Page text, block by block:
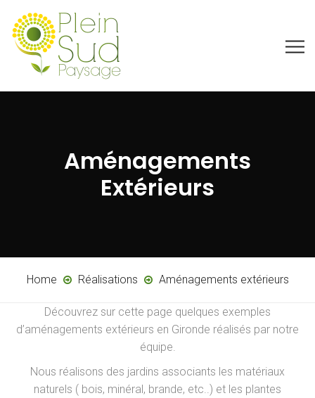
Aménagements
Extérieurs
Home Réalisations Aménagements extérieurs
Découvrez sur cette page quelques exemples
d’aménagements extérieurs en Gironde réalisés par notre
équipe.
Nous réalisons des jardins associants les matériaux
naturels ( bois, minéral, brande, etc..) et les plantes